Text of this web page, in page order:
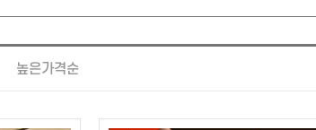
리,로션관리,크림관리,주간할인,수면
높은가격순